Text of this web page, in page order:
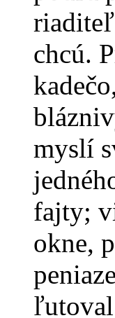
chcú.
myslí
fajty;
okne,